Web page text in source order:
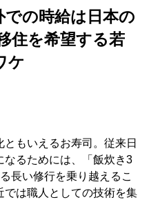
での時給は日本の
住を希望する若
ケ
もいえるお寿司。従来日
なるためには、「飯炊き3
長い修行を乗り越えるこ
では職人としての技術を集